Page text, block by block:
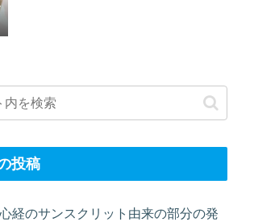
投稿
経のサンスクリット由来の部分の発